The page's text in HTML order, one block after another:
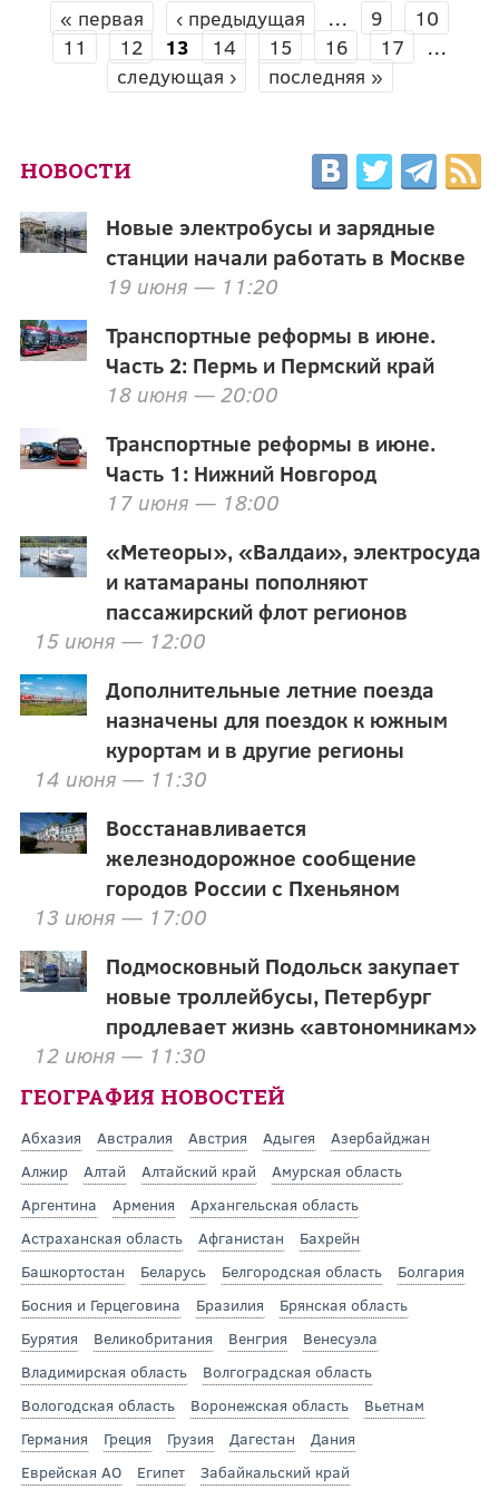
СТРАНИЦЫ
« первая ‹ предыдущая … 9
10
11
12 13 14 15 16 17
…
следующая ›
последняя »
НОВОСТИ
Новые электробусы и зарядные
станции начали работать в Москве
19 июня — 11:20
Транспортные реформы в июне.
Часть 2: Пермь и Пермский край
18 июня — 20:00
Транспортные реформы в июне.
Часть 1: Нижний Новгород
17 июня — 18:00
«Метеоры», «Валдаи», электросуда
и катамараны пополняют
пассажирский флот регионов
15 июня — 12:00
Дополнительные летние поезда
назначены для поездок к южным
курортам и в другие регионы
14 июня — 11:30
Восстанавливается
железнодорожное сообщение
городов России с Пхеньяном
13 июня — 17:00
Подмосковный Подольск закупает
новые троллейбусы, Петербург
продлевает жизнь «автономникам»
12 июня — 11:30
ГЕОГРАФИЯ НОВОСТЕЙ
Абхазия Австралия Австрия Адыгея
Азербайджан
Алжир
Алтай Алтайский край
Амурская область
Аргентина
Армения
Архангельская область
Астраханская область
Афганистан
Бахрейн
Башкортостан
Беларусь Белгородская область
Болгария
Босния и Герцеговина
Бразилия
Брянская область
Бурятия
Великобритания Венгрия
Венесуэла
Владимирская область
Волгоградская область
Вологодская область
Воронежская область
Вьетнам
Германия
Греция Грузия Дагестан
Дания
Еврейская АО
Египет
Забайкальский край